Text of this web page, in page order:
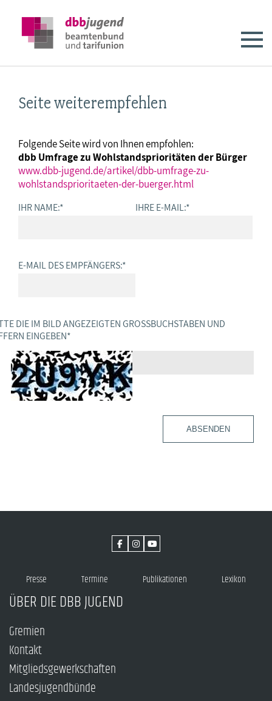
Seite weiterempfehlen
Folgende Seite wird von Ihnen empfohlen:
dbb Umfrage zu Wohlstandsprioritäten der Bürger
www.dbb-jugend.de/artikel/dbb-umfrage-zu-
wohlstandsprioritaeten-der-buerger.html
IHR NAME:* IHRE E-MAIL:*
E-MAIL DES EMPFÄNGERS:*
DIE IM BILD ANGEZEIGTEN GROSSBUCHSTABEN UND Z
EINGEBEN *
ABSENDEN
Presse Termine Publikationen Lexikon
ÜBER DIE DBB JUGEND
Gremien
Kontakt
Mitgliedsgewerkschaften
Landesjugendbünde